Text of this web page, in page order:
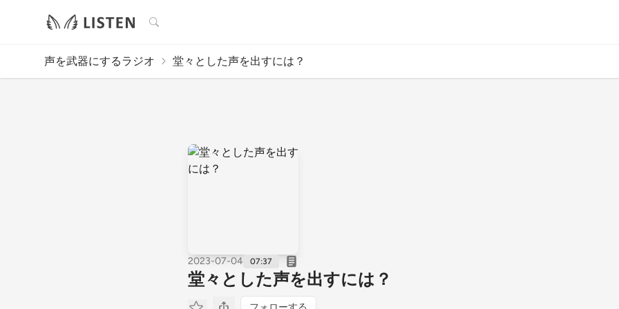
検索
声を武器にするラジオ 堂々とした声を出すには？
2023-07-04 07:37
堂々とした声を出すには？